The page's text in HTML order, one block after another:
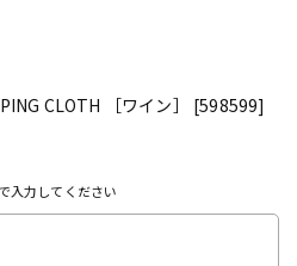
CLOTH ［ワイン］ [598599]
入力してください